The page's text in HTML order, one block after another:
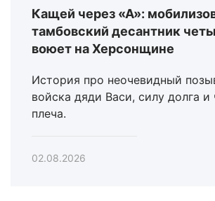
Кащей через «А»:
тамбовский десантник
воюет на Херсонщине
История про неочевидный
войска дяди Васи, силу долга и
плеча.
02.08.2026